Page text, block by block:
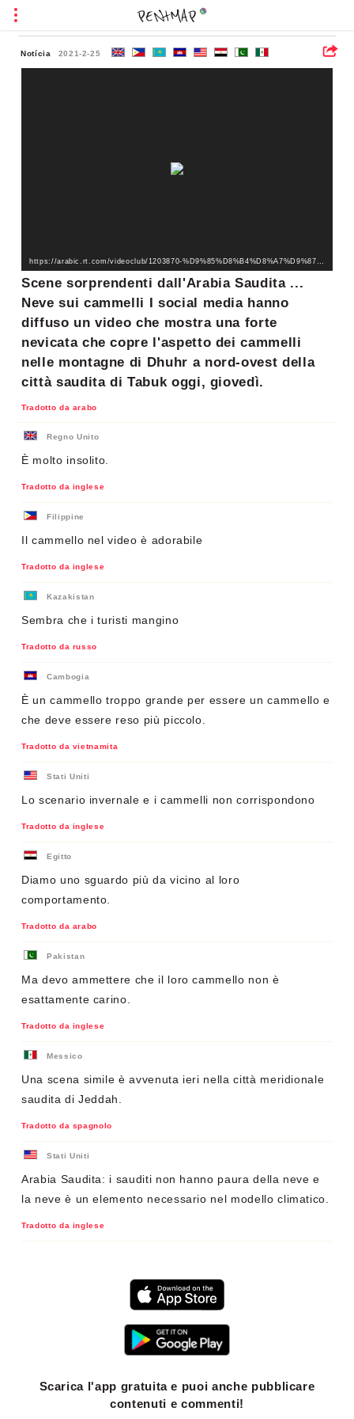
Notícia 2021-2-25
https://arabic.rt.com/videoclub/1203870-%D9%85%D8%B4%D8%A7%D9%87%D8%AF-%D9%85%D9%81%D8%A7%D8%AC%D8%A6%D8%A9-%D9%85%D9%86-%D8%A7%D9%84%D8%B3%D8%B9%D9%88%D8%AF%D9%8A%D8%A9-%D8%AB%D9%84%D9%88%D8%AC-%D8%B9%D9%84%D9%89-%D8%B8%D9%87%D9%88%D8%B1-%D8%A7%D9%84%D8%AC%D9%85%D8%A7%D9%84/
Scene sorprendenti dall'Arabia Saudita ...
Neve sui cammelli I social media hanno
diffuso un video che mostra una forte
nevicata che copre l'aspetto dei cammelli
nelle montagne di Dhuhr a nord-ovest della
città saudita di Tabuk oggi, giovedì.
Tradotto da arabo
Regno Unito
È molto insolito.
Tradotto da inglese
Filippine
Il cammello nel video è adorabile
Tradotto da inglese
Kazakistan
Sembra che i turisti mangino
Tradotto da russo
Cambogia
È un cammello troppo grande per essere un cammello e
che deve essere reso più piccolo.
Tradotto da vietnamita
Stati Uniti
Lo scenario invernale e i cammelli non corrispondono
Tradotto da inglese
Egitto
Diamo uno sguardo più da vicino al loro
comportamento.
Tradotto da arabo
Pakistan
Ma devo ammettere che il loro cammello non è
esattamente carino.
Tradotto da inglese
Messico
Una scena simile è avvenuta ieri nella città meridionale
saudita di Jeddah.
Tradotto da spagnolo
Stati Uniti
Arabia Saudita: i sauditi non hanno paura della neve e
la neve è un elemento necessario nel modello climatico.
Tradotto da inglese
Scarica l'app gratuita e puoi anche pubblicare
contenuti e commenti!